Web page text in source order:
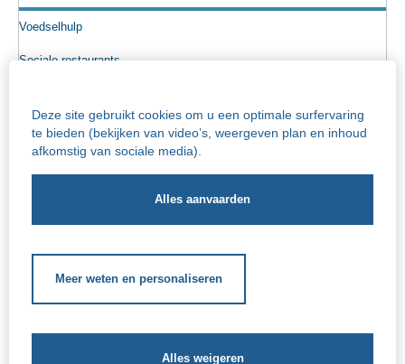
Deze site gebruikt cookies om u een optimale surfervaring
te bieden (bekijken van video’s, weergeven plan en inhoud
afkomstig van sociale media).
Meer weten en personaliseren
Voedselhulp
Sociale restaurants
Sociale kruidenier
Socio-cultureel
Schoolgerelateerde hulp